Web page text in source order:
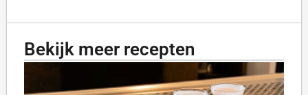
Bekijk meer recepten